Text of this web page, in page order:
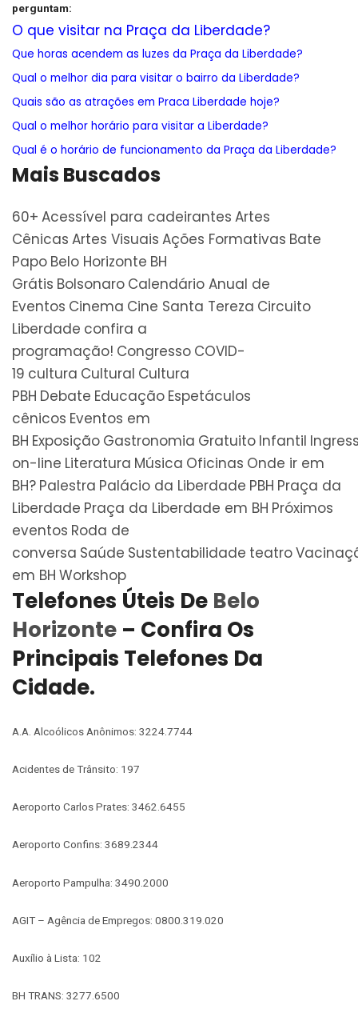
perguntam:
O que visitar na Praça da Liberdade?
Que horas acendem as luzes da Praça da Liberdade?
Qual o melhor dia para visitar o bairro da Liberdade?
Quais são as atrações em Praca Liberdade hoje?
Qual o melhor horário para visitar a Liberdade?
Qual é o horário de funcionamento da Praça da Liberdade?
Mais Buscados
60+ Acessível para cadeirantes Artes
Cênicas Artes Visuais Ações Formativas Bate
Papo Belo Horizonte BH
Grátis Bolsonaro Calendário Anual de
Eventos Cinema Cine Santa Tereza Circuito
Liberdade confira a
programação! Congresso COVID-
19 cultura Cultural Cultura
PBH Debate Educação Espetáculos
cênicos Eventos em
BH Exposição Gastronomia Gratuito Infantil
on-line Literatura Música Oficinas Onde ir em
BH? Palestra Palácio da Liberdade PBH Praça da
Liberdade Praça da Liberdade em BH Próximos
eventos Roda de
conversa Saúde Sustentabilidade teatro
em BH Workshop
Telefones Úteis De Belo
Horizonte – Confira Os
Principais Telefones Da
Cidade.
A.A. Alcoólicos Anônimos: 3224.7744
Acidentes de Trânsito: 197
Aeroporto Carlos Prates: 3462.6455
Aeroporto Confins: 3689.2344
Aeroporto Pampulha: 3490.2000
AGIT – Agência de Empregos: 0800.319.020
Auxílio à Lista: 102
BH TRANS: 3277.6500